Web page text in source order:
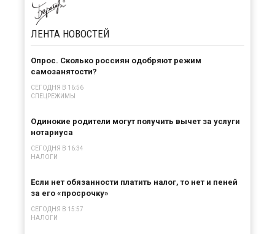
ЛЕНТА НОВОСТЕЙ
Опрос. Сколько россиян одобряют режим
самозанятости?
СЕГОДНЯ В 16:56
СПЕЦРЕЖИМЫ
Одинокие родители могут получить вычет за услуги
нотариуса
СЕГОДНЯ В 16:34
НАЛОГИ
Если нет обязанности платить налог, то нет и пеней
за его «просрочку»
СЕГОДНЯ В 15:57
НАЛОГИ